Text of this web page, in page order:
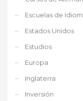
Escuelas de
Estados Unidos
Estudios
Europa
Inglaterra
Inversión